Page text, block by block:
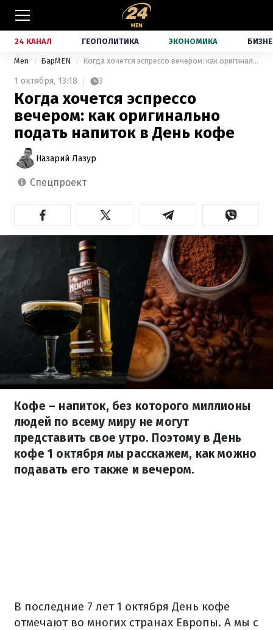
24 КАНАЛ ГЕОПОЛИТИКА ЭКОНОМИКА
Men БарMEN Когда хочется эспрессо вечером: как оригинально подать напиток в День кофе
1 октября, 13:18 3
Когда хочется эспрессо
вечером: как оригинально
подать напиток в День кофе
Назарий Лазур
спецпроект
Кофе – напиток, без которого миллионы
людей по всему миру не могут
представить свое утро. Поэтому в День
кофе 1 октября мы расскажем, как можно
подавать его также и вечером.
В последние 7 лет 1 октября День кофе
отмечают во многих странах Европы. А мы с